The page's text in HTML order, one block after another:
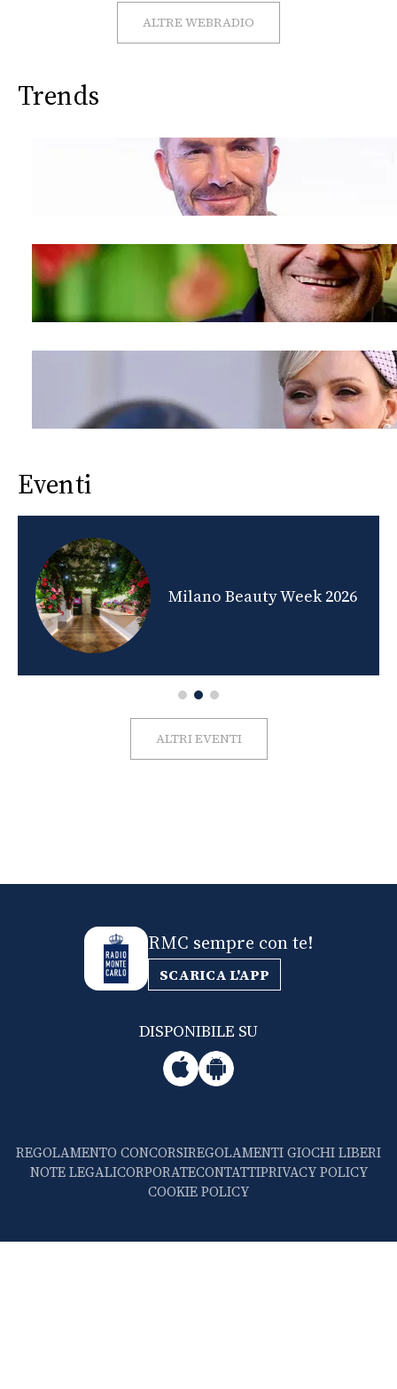
CONSIGLIA
ALTRE WEBRADIO
Trends
Eventi
Milano Beauty Week 2026
ALTRI EVENTI
RMC sempre con te!
SCARICA L'APP
DISPONIBILE SU
REGOLAMENTO CONCORSIREGOLAMENTI GIOCHI LIBERI
NOTE LEGALICORPORATECONTATTIPRIVACY POLICY
COOKIE POLICY